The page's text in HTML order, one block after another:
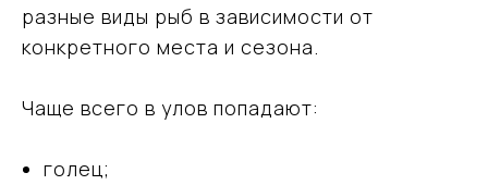
разные виды рыб в зависимости от
конкретного места и сезона.
Чаще всего в улов попадают:
голец;